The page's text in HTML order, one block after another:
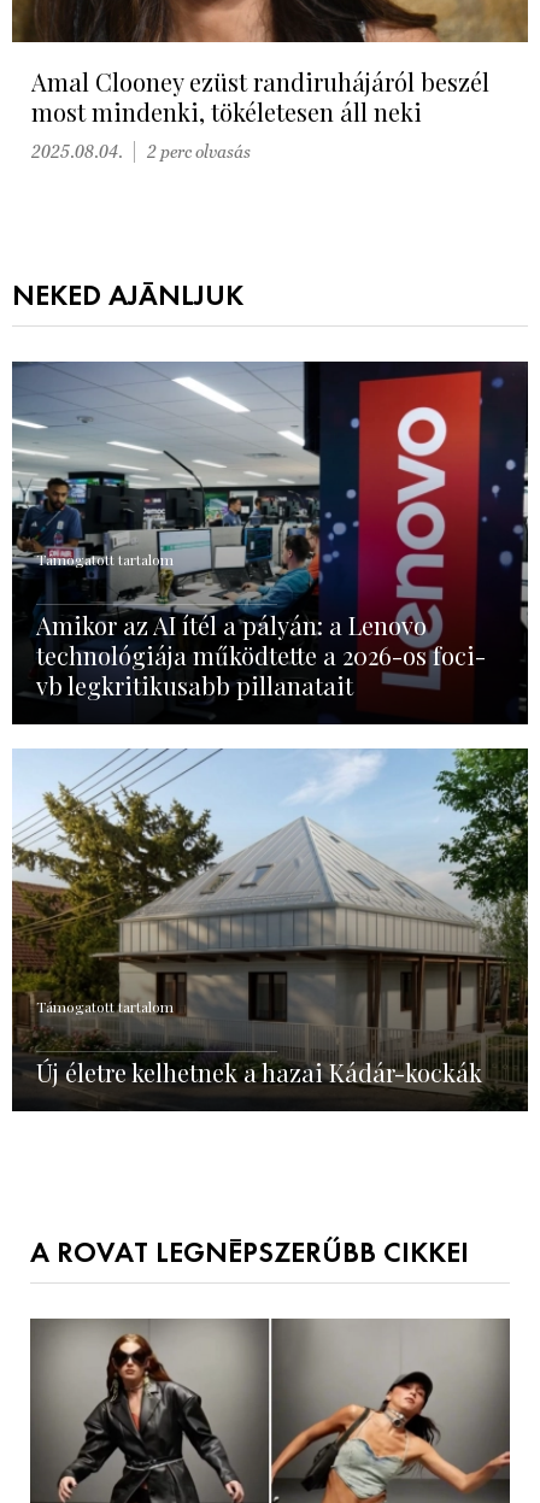
Amal Clooney ezüst randiruhájáról beszél
most mindenki, tökéletesen áll neki
2025.08.04. 2 perc olvasás
NEKED AJÁNLJUK
Támogatott tartalom
Amikor az AI ítél a pályán: a Lenovo
technológiája működtette a 2026-os foci-
vb legkritikusabb pillanatait
Támogatott tartalom
Új életre kelhetnek a hazai Kádár-kockák
A ROVAT LEGNÉPSZERŰBB CIKKEI